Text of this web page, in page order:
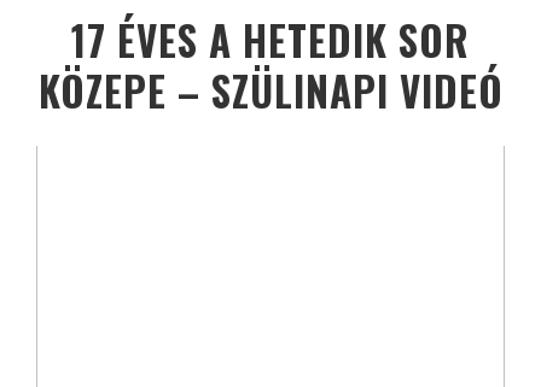
17 ÉVES A HETEDIK SOR
KÖZEPE – SZÜLINAPI VIDEÓ